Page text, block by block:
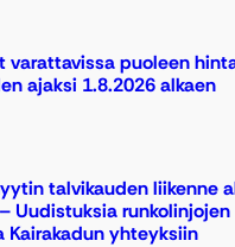
varattavissa puoleen
ajaksi 1.8.2026 alkaen
talvikauden liikenne
Uudistuksia runkolinjojen
Kairakadun yhteyksiin